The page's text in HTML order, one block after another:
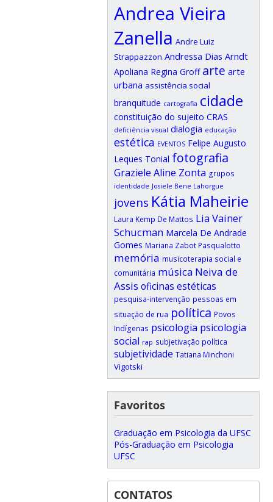
Andrea Vieira
Zanella Andre Luiz
Strappazzon Andressa Dias Arndt
Apoliana Regina Groff arte arte
urbana assistência social
branquitude cartografia cidade
constituição do sujeito CRAS
deficiência visual dialogia educação
estética EVENTOS Felipe Augusto
Leques Tonial fotografia
Graziele Aline Zonta grupos
identidade Josiele Bene Lahorgue
jovens Kátia Maheirie
Laura Kemp De Mattos Lia Vainer
Schucman Marcela De Andrade
Gomes Mariana Zabot Pasqualotto
memória musicoterapia social e
comunitária música Neiva de
Assis oficinas estéticas
pesquisa-intervenção pessoas em
situação de rua política Povos
Indígenas psicologia psicologia
social rap subjetivação política
subjetividade Tatiana Minchoni
Vigotski
Favoritos
Graduação em Psicologia da UFSC
Pós-Graduação em Psicologia
UFSC
CONTATOS